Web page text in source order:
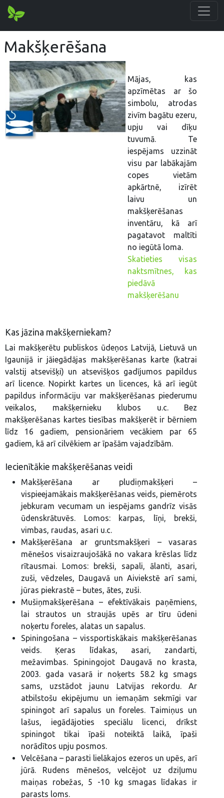
Makšķerēšana
Mājas, kas
apzīmētas ar šo
simbolu, atrodas
zivīm bagātu ezeru,
upju vai dīķu
tuvumā. Te
iespējams uzzināt
visu par labākajām
copes vietām
apkārtnē, izīrēt
laivu un
makšķerēšanas
inventāru, kā arī
pagatavot maltīti
no iegūtā loma.
Skatieties visas
naktsmītnes, kas
piedāvā
makšķerēšanu
Kas jāzina makšķerniekam?
Lai makšķerētu publiskos ūdeņos Latvijā, Lietuvā un
Igaunijā ir jāiegādājas makšķerēšanas karte (katrai
valstij atsevišķi) un atsevišķos gadījumos papildus
arī licence. Nopirkt kartes un licences, kā arī iegūt
papildus informāciju var makšķerēšanas piederumu
veikalos, makšķernieku klubos u.c. Bez
makšķerēšanas kartes tiesības makšķerēt ir bērniem
līdz 16 gadiem, pensionāriem vecākiem par 65
gadiem, kā arī cilvēkiem ar īpašām vajadzībām.
Iecienītākie makšķerēšanas veidi
Makšķerēšana ar pludiņmakšķeri –
vispieejamākais makšķerēšanas veids, piemērots
jebkuram vecumam un iespējams gandrīz visās
ūdenskrātuvēs. Lomos: karpas, līņi, brekši,
vimbas, raudas, asari u.c.
Makšķerēšana ar gruntsmakšķeri – vasaras
mēnešos visaizraujošākā no vakara krēslas līdz
rītausmai. Lomos: brekši, sapali, ālanti, asari,
zuši, vēdzeles, Daugavā un Aiviekstē arī sami,
jūras piekrastē – butes, ātes, zuši.
Mušiņmakšķerēšana – efektīvākais paņēmiens,
lai strautos un straujās upēs ar tīru ūdeni
noķertu foreles, alatas un sapalus.
Spiningošana – vissportiskākais makšķerēšanas
veids. Ķeras līdakas, asari, zandarti,
mežavimbas. Spiningojot Daugavā no krasta,
2003. gada vasarā ir noķerts 58.2 kg smags
sams, uzstādot jaunu Latvijas rekordu. Ar
atbilstošu ekipējumu un iemaņām sekmīgi var
spiningot arī sapalus un foreles. Taimiņus un
lašus, iegādājoties speciālu licenci, drīkst
spiningot tikai īpaši noteiktā laikā, īpaši
norādītos upju posmos.
Velcēšana – parasti lielākajos ezeros un upēs, arī
jūrā. Rudens mēnešos, velcējot uz dziļumu
maiņas robežas, 5 -10 kg smagas līdakas ir
parasts loms.